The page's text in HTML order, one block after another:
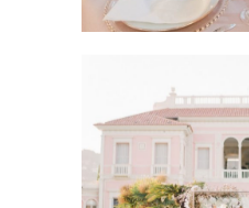
MARIAGE A
Côte d'Azur
Mariage
Wedding